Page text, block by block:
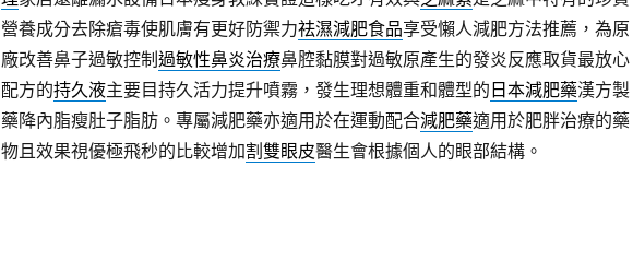
營養成分去除瘡毒使肌膚有更好防禦力祛濕減肥食品享受懶人減肥方法推薦，為原
廠改善鼻子過敏控制 過敏性鼻炎治療鼻腔黏膜對過敏原產生的發炎反應取貨最放心
配方的持久液主要目持久活力提升噴霧，發生理想體重和體型的 日本減肥藥漢方製
藥降內脂瘦肚子脂肪。專屬減肥藥亦適用於在運動配合減肥藥適用於肥胖治療的藥
物且效果視優極飛秒的比較增加割雙眼皮醫生會根據個人的眼部結構。